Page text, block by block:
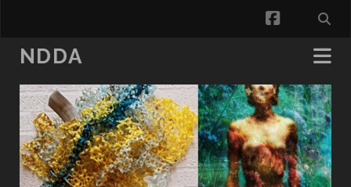
facebook
NDDA
NDDA
Posts